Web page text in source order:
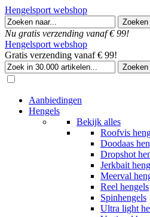
Hengelsport webshop
Nu gratis verzending vanaf € 99!
Hengelsport webshop
Gratis verzending vanaf € 99!
Aanbiedingen
Hengels
Bekijk alles
Roofvis
Doodaas
Dropshot
Jerkbait
Meerval
Reel hengels
Spinhengels
Ultra light